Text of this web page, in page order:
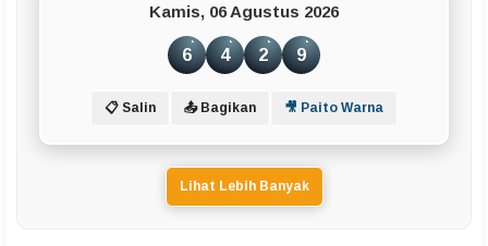
Kamis, 06 Agustus 2026
6 4 2 9
📋 Salin 📤 Bagikan 🎥 Paito Warna
Lihat Lebih Banyak